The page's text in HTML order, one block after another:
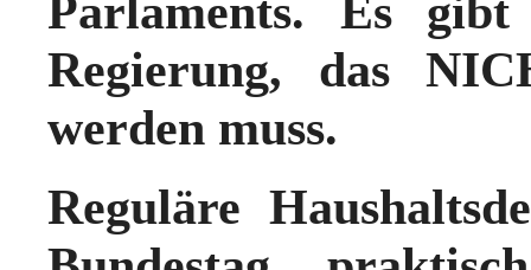
Regierung, das
werden muss.
Reguläre